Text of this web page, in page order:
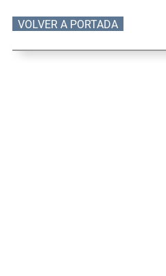
VOLVER A PORTADA